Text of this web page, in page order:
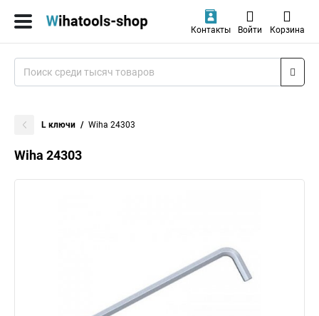
Контакты Войти Корзина
L ключи Wiha 24303
Wiha 24303